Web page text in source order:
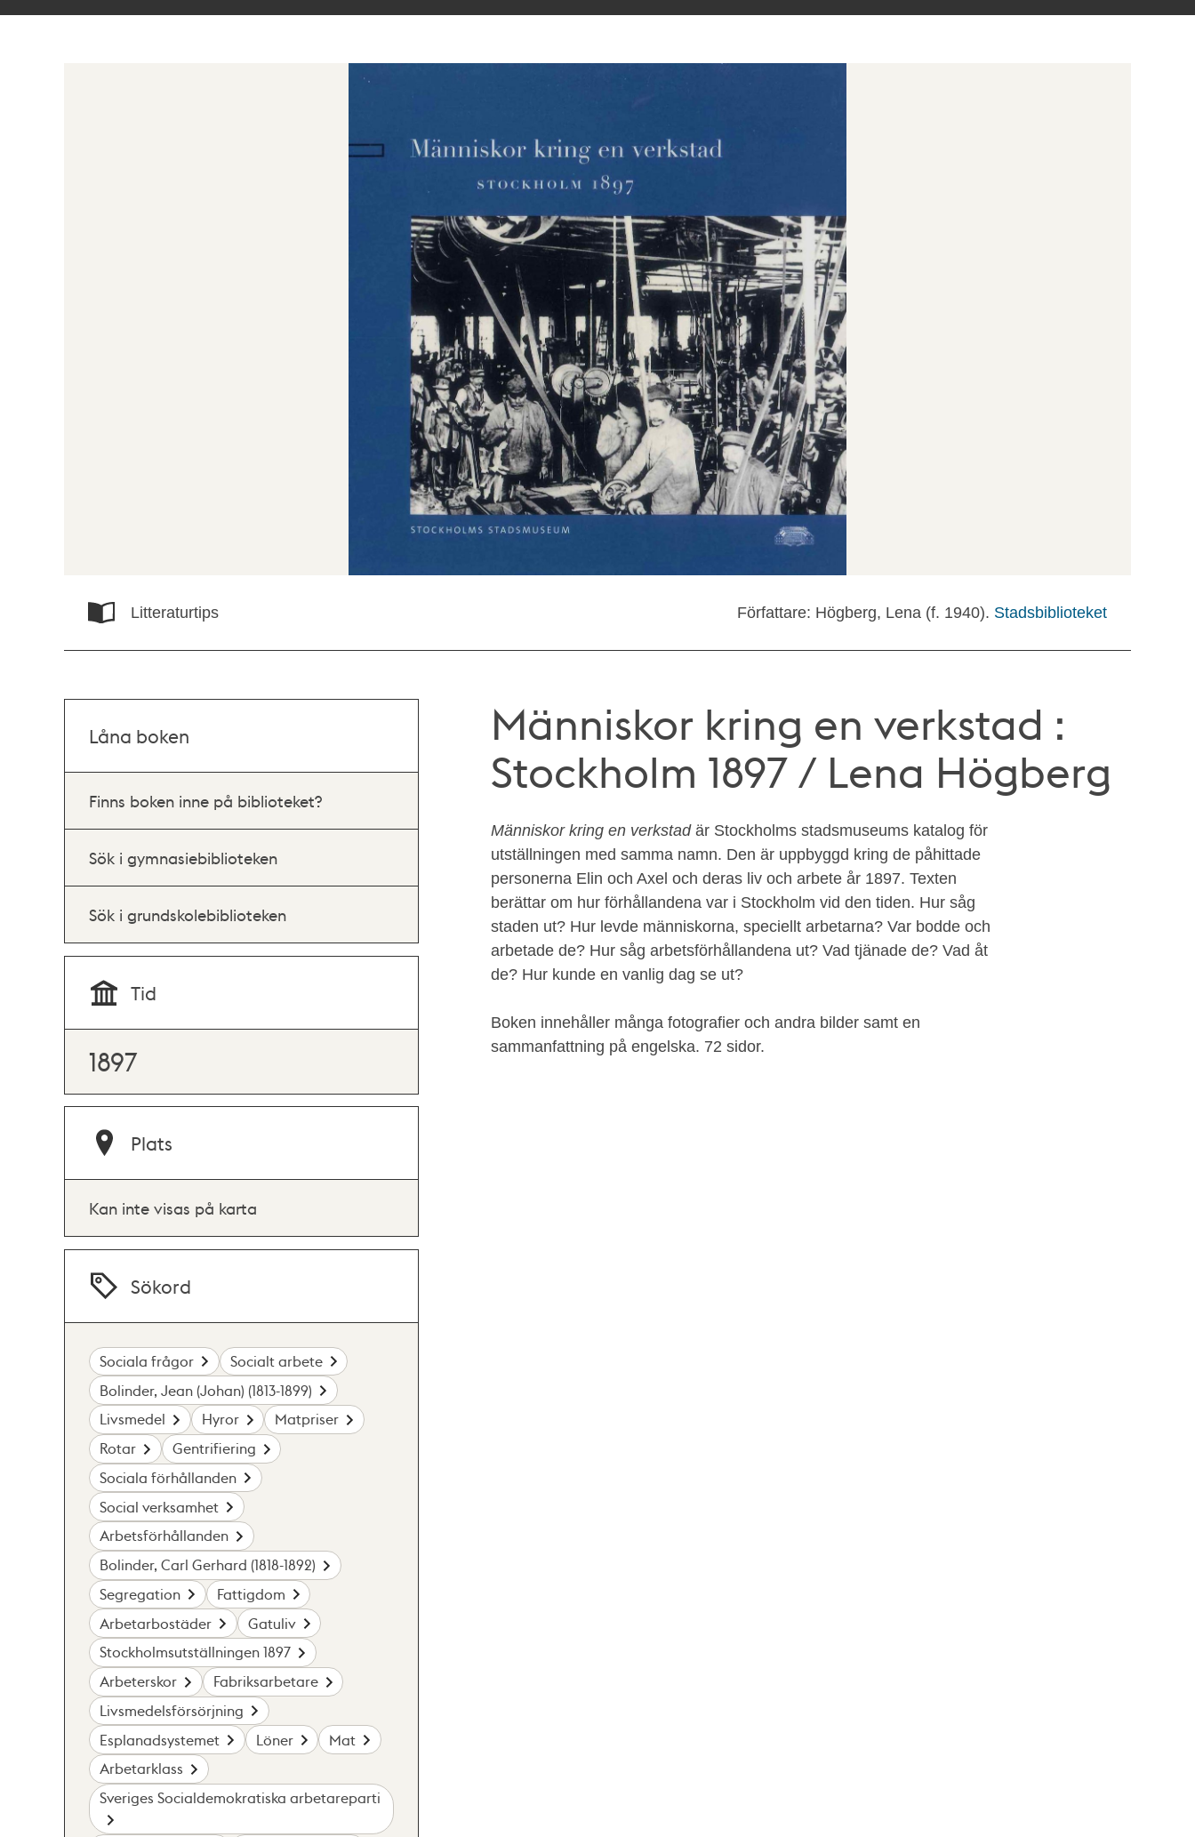
Litteraturtips Författare: Högberg, Lena (f. 1940). Stadsbiblioteket
Människor kring en verkstad :
Stockholm 1897 / Lena Högberg
Människor kring en verkstad är Stockholms stadsmuseums katalog för
utställningen med samma namn. Den är uppbyggd kring de påhittade
personerna Elin och Axel och deras liv och arbete år 1897. Texten
berättar om hur förhållandena var i Stockholm vid den tiden. Hur såg
staden ut? Hur levde människorna, speciellt arbetarna? Var bodde och
arbetade de? Hur såg arbetsförhållandena ut? Vad tjänade de? Vad åt
de? Hur kunde en vanlig dag se ut?
Boken innehåller många fotografier och andra bilder samt en
sammanfattning på engelska. 72 sidor.
Låna boken
Finns boken inne på biblioteket?
Sök i gymnasiebiblioteken
Sök i grundskolebiblioteken
Tid
1897
Plats
Kan inte visas på karta
Sökord
Sociala frågor
Socialt arbete
Bolinder, Jean (Johan) (1813-1899)
Livsmedel
Hyror
Matpriser
Rotar
Gentrifiering
Sociala förhållanden
Social verksamhet
Arbetsförhållanden
Bolinder, Carl Gerhard (1818-1892)
Segregation
Fattigdom
Arbetarbostäder
Gatuliv
Stockholmsutställningen 1897
Arbeterskor
Fabriksarbetare
Livsmedelsförsörjning
Esplanadsystemet
Löner
Mat
Arbetarklass
Sveriges Socialdemokratiska arbetareparti